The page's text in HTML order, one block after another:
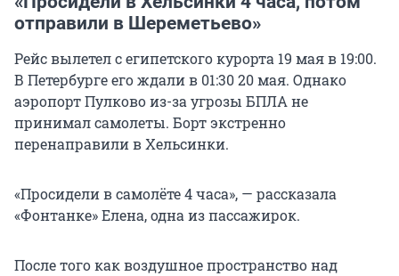
отправили в Шереметьево»
Рейс вылетел с египетского курорта 19 мая в 19:00.
В Петербурге его ждали в 01:30 20 мая. Однако
аэропорт Пулково из-за угрозы БПЛА не
принимал самолеты. Борт экстренно
перенаправили в Хельсинки.
«Просидели в самолёте 4 часа», — рассказала
«Фонтанке» Елена, одна из пассажирок.
После того как воздушное пространство над